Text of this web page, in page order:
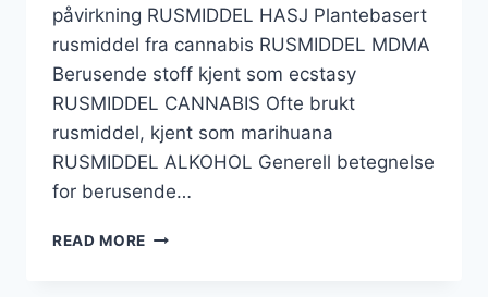
påvirkning RUSMIDDEL HASJ Plantebasert
rusmiddel fra cannabis RUSMIDDEL MDMA
Berusende stoff kjent som ecstasy
RUSMIDDEL CANNABIS Ofte brukt
rusmiddel, kjent som marihuana
RUSMIDDEL ALKOHOL Generell betegnelse
for berusende…
READ MORE RUSMIDDEL